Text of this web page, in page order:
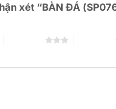
xét “BÀN ĐÁ